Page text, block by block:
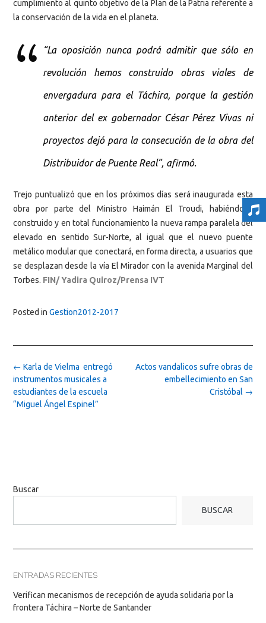
cumplimiento al quinto objetivo de la Plan de la Patria referente a
la conservación de la vida en el planeta.
“La oposición nunca podrá admitir que sólo en
revolución hemos construido obras viales de
envergadura para el Táchira, porque la gestión
anterior del ex gobernador César Pérez Vivas ni
proyectos dejó para la consecución de la obra del
Distribuidor de Puente Real”, afirmó.
Trejo puntualizó que en los próximos días será inaugurada esta
obra por parte del Ministro Haimán El Troudi, habiéndose
construido y en total funcionamiento la nueva rampa paralela del
elevado en sentido Sur-Norte, al igual que el nuevo puente
metálico modular que conectará, en forma directa, a usuarios que
se desplazan desde la vía El Mirador con la avenida Marginal del
Torbes. FIN/ Yadira Quiroz/Prensa IVT
Posted in Gestion2012-2017
Post
navigation
Actos vandalicos sufre obras de
embellecimiento en San
Cristóbal →
← Karla de Vielma entregó
instrumentos musicales a
estudiantes de la escuela
“Miguel Ángel Espinel”
Buscar
BUSCAR
ENTRADAS RECIENTES
Verifican mecanismos de recepción de ayuda solidaria por la
frontera Táchira – Norte de Santander